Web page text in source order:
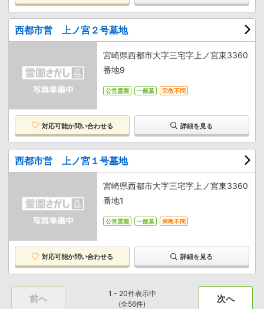
西都市営 上ノ宮２号墓地
宮崎県西都市大字三宅字上ノ宮東3360
番地9
公営霊園 一般墓 宗教不問
対応可能か問い合わせる 詳細を見る
西都市営 上ノ宮１号墓地
宮崎県西都市大字三宅字上ノ宮東3360
番地1
公営霊園 一般墓 宗教不問
対応可能か問い合わせる 詳細を見る
前へ
1 - 20件表示中
(全56件)
次へ